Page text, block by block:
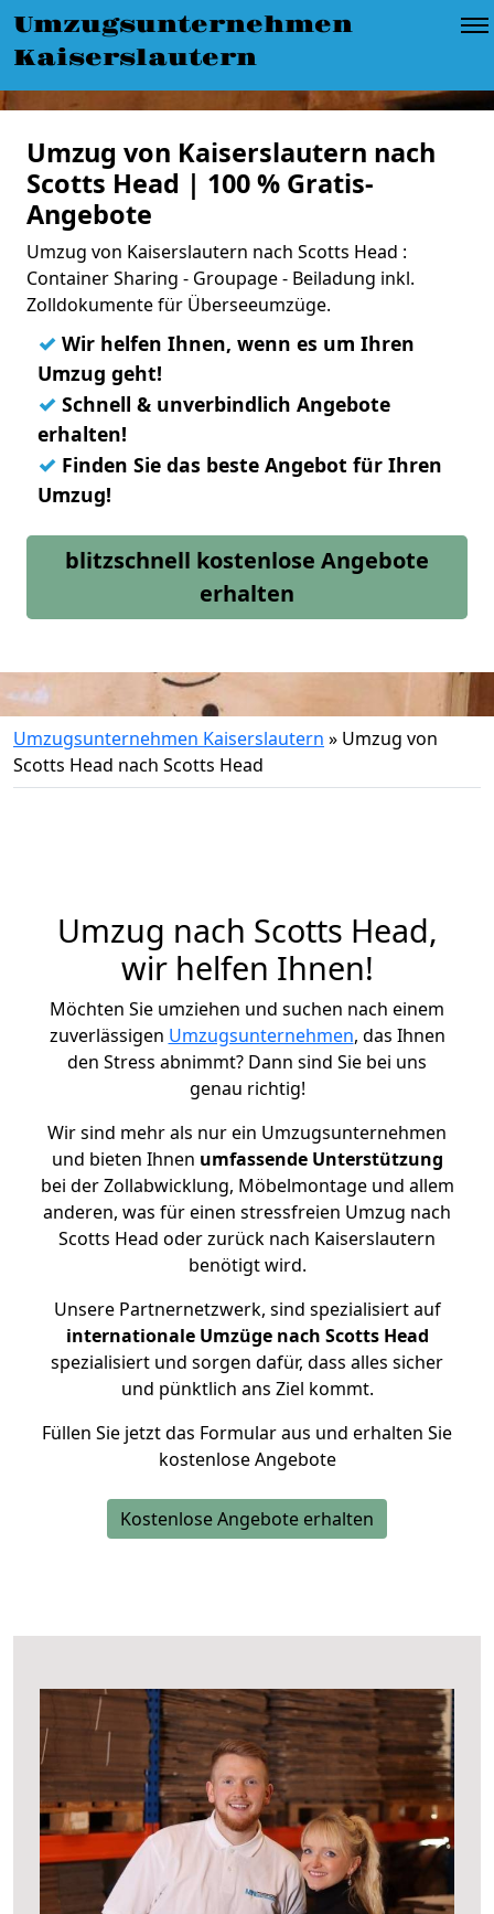
Umzugsunternehmen
Kaiserslautern
Umzug von Kaiserslautern nach
Scotts Head | 100 % Gratis-
Angebote
Umzug von Kaiserslautern nach Scotts Head :
Container Sharing - Groupage - Beiladung inkl.
Zolldokumente für Überseeumzüge.
✓ Wir helfen Ihnen, wenn es um Ihren
Umzug geht!
✓ Schnell & unverbindlich Angebote
erhalten!
✓ Finden Sie das beste Angebot für Ihren
Umzug!
blitzschnell kostenlose Angebote
erhalten
Umzugsunternehmen Kaiserslautern » Umzug von
Scotts Head nach Scotts Head
Umzug nach Scotts Head,
wir helfen Ihnen!
Möchten Sie umziehen und suchen nach einem
zuverlässigen Umzugsunternehmen, das Ihnen
den Stress abnimmt? Dann sind Sie bei uns
genau richtig!
Wir sind mehr als nur ein Umzugsunternehmen
und bieten Ihnen umfassende Unterstützung
bei der Zollabwicklung, Möbelmontage und allem
anderen, was für einen stressfreien Umzug nach
Scotts Head oder zurück nach Kaiserslautern
benötigt wird.
Unsere Partnernetzwerk, sind spezialisiert auf
internationale Umzüge nach Scotts Head
spezialisiert und sorgen dafür, dass alles sicher
und pünktlich ans Ziel kommt.
Füllen Sie jetzt das Formular aus und erhalten Sie
kostenlose Angebote
Kostenlose Angebote erhalten